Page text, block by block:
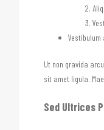
Vestibulum
Ut non gravida
sit amet ligula.
Sed Ultrices